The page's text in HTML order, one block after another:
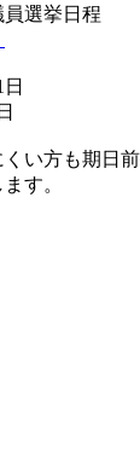
選挙日程
い方も期日
す。